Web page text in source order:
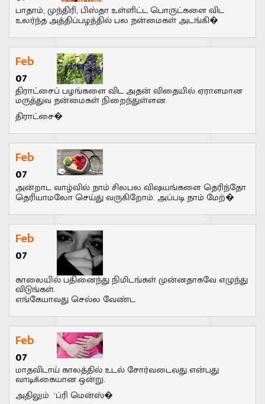
பாதாம், முந்திரி, பிஸ்தா உள்ளிட்ட பொருட்களை விட
உலர்ந்த அத்திப்பழத்தில் பல நன்மைகள் அடங்கி�
Feb
07
திராட்சைப் பழங்களை விட அதன் விதையில் ஏராளமான
மருத்துவ நன்மைகள் நிறைந்துள்ளன.
திராட்சை�
Feb
07
அன்றாட வாழ்வில் நாம் சிலபல விஷயங்களை தெரிந்தோ
தெரியாமலோ செய்து வருகிறோம். அப்படி நாம் மேற்�
Feb
07
காலையில் பதினைந்து நிமிடங்கள் முன்னதாகவே எழுந்து
விடுங்கள்.
எங்கேயாவது செல்ல வேண்ட
Feb
07
மாதவிடாய் காலத்தில் உடல் சோர்வடைவது என்பது
வாடிக்கையான ஒன்று.
அதிலும் ‘ப்ரி மென்ஸ்�